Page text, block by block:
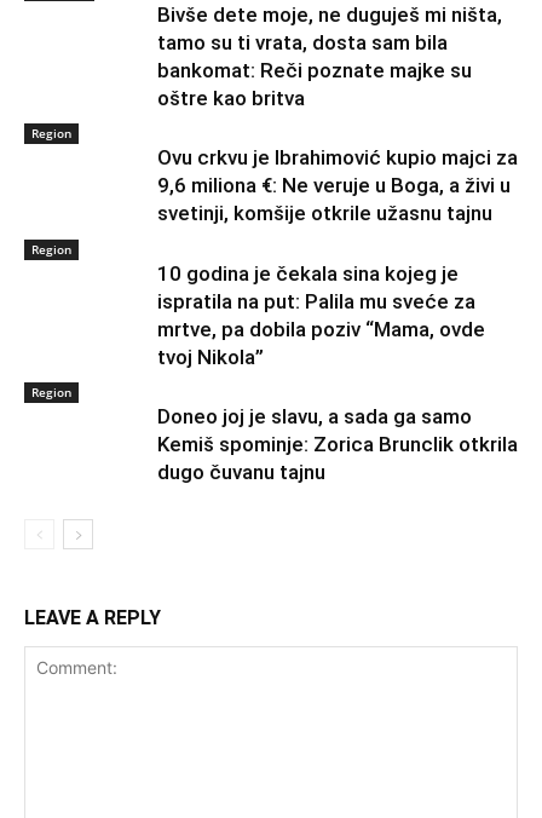
Bivše dete moje, ne duguješ mi ništa,
tamo su ti vrata, dosta sam bila
bankomat: Reči poznate majke su
oštre kao britva
Region
Ovu crkvu je Ibrahimović kupio majci za
9,6 miliona €: Ne veruje u Boga, a živi u
svetinji, komšije otkrile užasnu tajnu
Region
10 godina je čekala sina kojeg je
ispratila na put: Palila mu sveće za
mrtve, pa dobila poziv “Mama, ovde
tvoj Nikola”
Region
Doneo joj je slavu, a sada ga samo
Kemiš spominje: Zorica Brunclik otkrila
dugo čuvanu tajnu
LEAVE A REPLY